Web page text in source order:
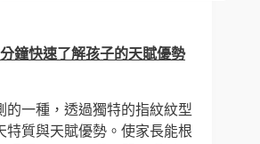
鐘快速了解孩子的天賦優勢
的一種，透過獨特的指紋紋型
特質與天賦優勢。使家長能根